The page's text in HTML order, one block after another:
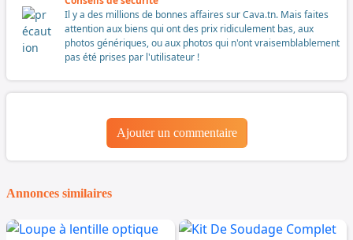
Il y a des millions de bonnes affaires sur Cava.tn. Mais faites
attention aux biens qui ont des prix ridiculement bas, aux
photos génériques, ou aux photos qui n'ont vraisemblablement
pas été prises par l'utilisateur !
Ajouter un commentaire
Annonces similaires